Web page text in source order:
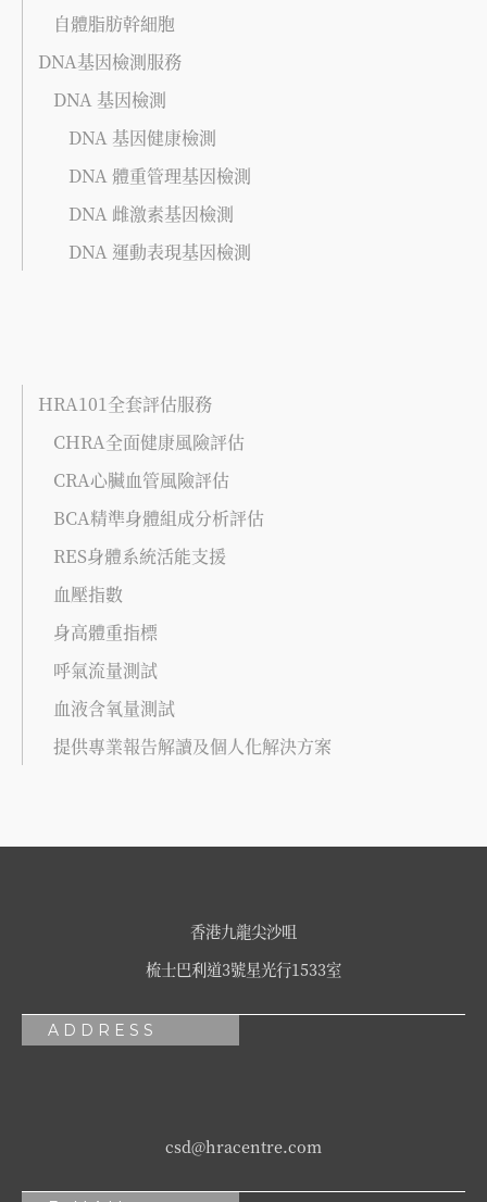
自體脂肪幹細胞
DNA基因檢測服務
DNA 基因檢測
DNA 基因健康檢測
DNA 體重管理基因檢測
DNA 雌激素基因檢測
DNA 運動表現基因檢測
HRA101全套評估服務
CHRA全面健康風險評估
CRA心臟血管風險評估
BCA精準身體組成分析評估
RES身體系統活能支援
血壓指數
身高體重指標
呼氣流量測試
血液含氧量測試
提供專業報告解讀及個人化解決方案
香港九龍尖沙咀
梳士巴利道3號星光行1533室
ADDRESS
csd@hracentre.com